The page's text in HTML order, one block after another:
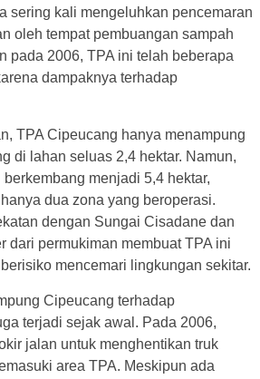
sering kali mengeluhkan pencemaran
oleh tempat pembuangan sampah
pada 2006, TPA ini telah beberapa
dampaknya terhadap
TPA Cipeucang hanya menampung
di lahan seluas 2,4 hektar. Namun,
menjadi 5,4 hektar,
dua zona yang beroperasi.
dengan Sungai Cisadane dan
dari permukiman membuat TPA ini
mencemari lingkungan sekitar.
Cipeucang terhadap
terjadi sejak awal. Pada 2006,
jalan untuk menghentikan truk
area TPA. Meskipun ada